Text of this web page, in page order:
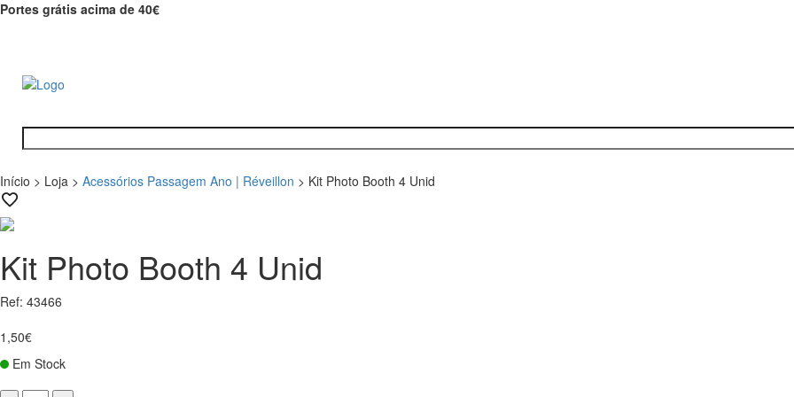
Portes grátis acima de 40€
Início > Loja > Acessórios Passagem Ano | Réveillon > Kit Photo Booth 4 Unid
Kit Photo Booth 4 Unid
Ref: 43466
1,50€
Em Stock